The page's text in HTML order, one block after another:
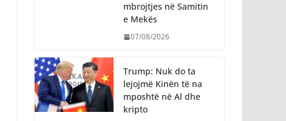
mbrojtjes në Samitin
e Mekës
07/08/2026
Trump: Nuk do ta
lejojmë Kinën të na
mposhtë në Al dhe
kripto